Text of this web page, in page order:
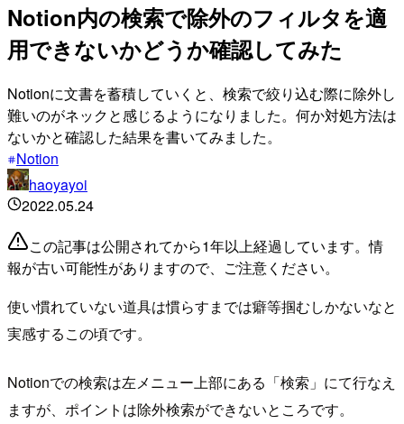
Notion内の検索で除外のフィルタを適
用できないかどうか確認してみた
Notionに文書を蓄積していくと、検索で絞り込む際に除外し
難いのがネックと感じるようになりました。何か対処方法は
ないかと確認した結果を書いてみました。
Notion
haoyayoi
2022.05.24
この記事は公開されてから1年以上経過しています。情
報が古い可能性がありますので、ご注意ください。
使い慣れていない道具は慣らすまでは癖等掴むしかないなと
実感するこの頃です。
Notionでの検索は左メニュー上部にある「検索」にて行なえ
ますが、ポイントは除外検索ができないところです。